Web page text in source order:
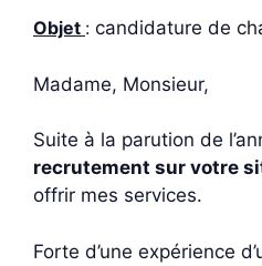
Objet : candidature de
Madame, Monsieur,
Suite à la parution de
recrutement sur votre
offrir mes services.
Forte d’une expérience